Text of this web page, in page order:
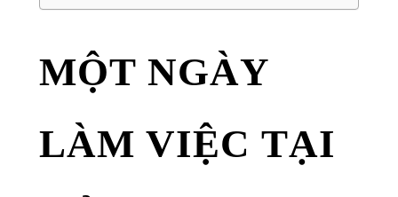
MỘT NGÀY
LÀM VIỆC TẠI